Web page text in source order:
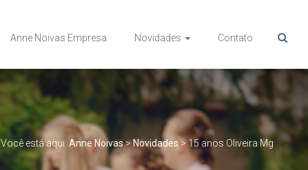
Anne Noivas Empresa Novidades Contato
Você está aqui: Anne Noivas>Novidades > 15 anos Oliveira Mg